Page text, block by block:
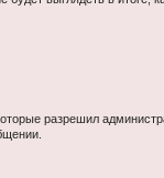
разрешил